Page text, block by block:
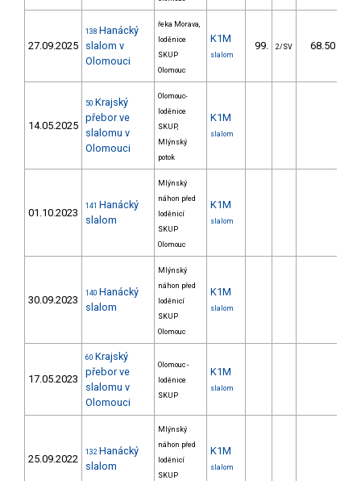
27.09.2025
138 Hanácký
slalom v
Olomouci
řeka Morava,
loděnice
SKUP
Olomouc
K1M
slalom
99. 2/SV 68.50
14.05.2025
50 Krajský
přebor ve
slalomu v
Olomouci
Olomouc-
loděnice
SKUP,
Mlýnský
potok
K1M
slalom
01.10.2023
141 Hanácký
slalom
Mlýnský
náhon před
loděnicí
SKUP
Olomouc
K1M
slalom
30.09.2023
140 Hanácký
slalom
Mlýnský
náhon před
loděnicí
SKUP
Olomouc
K1M
slalom
17.05.2023
60 Krajský
přebor ve
slalomu v
Olomouci
Olomouc -
loděnice
SKUP
K1M
slalom
25.09.2022
132 Hanácký
slalom
Mlýnský
náhon před
loděnicí
SKUP
K1M
slalom